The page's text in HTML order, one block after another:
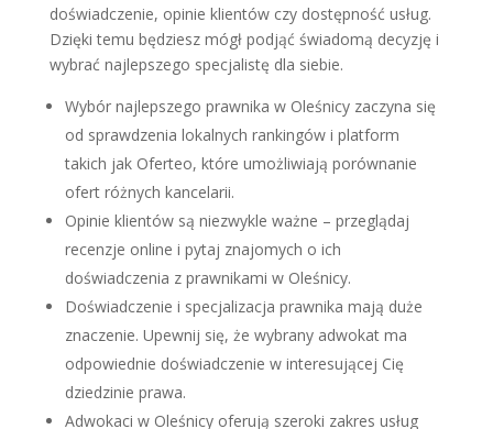
doświadczenie, opinie klientów czy dostępność usług.
Dzięki temu będziesz mógł podjąć świadomą decyzję i
wybrać najlepszego specjalistę dla siebie.
Wybór najlepszego prawnika w Oleśnicy zaczyna się
od sprawdzenia lokalnych rankingów i platform
takich jak Oferteo, które umożliwiają porównanie
ofert różnych kancelarii.
Opinie klientów są niezwykle ważne – przeglądaj
recenzje online i pytaj znajomych o ich
doświadczenia z prawnikami w Oleśnicy.
Doświadczenie i specjalizacja prawnika mają duże
znaczenie. Upewnij się, że wybrany adwokat ma
odpowiednie doświadczenie w interesującej Cię
dziedzinie prawa.
Adwokaci w Oleśnicy oferują szeroki zakres usług